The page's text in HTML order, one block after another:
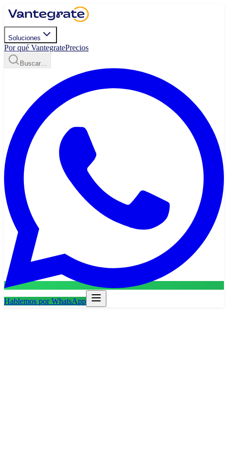
Soluciones
Por qué VantegratePrecios
Buscar…
Hablemos por WhatsApp